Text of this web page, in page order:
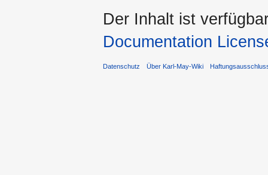
Der Inhalt ist
Documentation
Datenschutz Über Karl-May-Wiki